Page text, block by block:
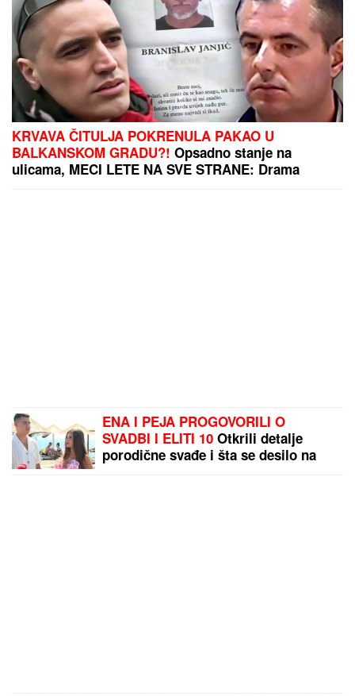
KRVAVA ČITULJA POKRENULA PAKAO U
BALKANSKOM GRADU?! Opsadno stanje na
ulicama, MECI LETE NA SVE STRANE: Drama
ENA I PEJA PROGOVORILI O
SVADBI I ELITI 10 Otkrili detalje
porodične svađe i šta se desilo na